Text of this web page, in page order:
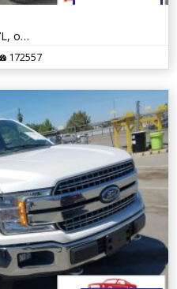
2023r., FORD F-150 LARIAT, 2.7L, od ubezpieczalni
172557